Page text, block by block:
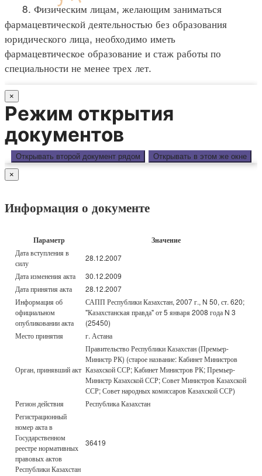
8. Физическим лицам, желающим заниматься
фармацевтической деятельностью без образования
юридического лица, необходимо иметь
фармацевтическое образование и стаж работы по
специальности не менее трех лет.
×
Режим открытия
документов
Открывать второй документ рядом Открывать в этом же окне
×
Информация о документе
Параметр Значение
Дата вступления в
силу
28.12.2007
Дата изменения акта
30.12.2009
Дата принятия акта
28.12.2007
Информация об
официальном
опубликовании акта
САПП Республики Казахстан, 2007 г., N 50, ст. 620;
"Казахстанская правда" от 5 января 2008 года N 3
(25450)
Место принятия
г. Астана
Орган, принявший акт
Правительство Республики Казахстан (Премьер-
Министр РК) (старое название: Кабинет Министров
Казахской ССР; Кабинет Министров РК; Премьер-
Министр Казахской ССР; Совет Министров Казахской
ССР; Совет народных комиссаров Казахской ССР)
Регион действия
Республика Казахстан
Регистрационный
номер акта в
Государственном
реестре нормативных
правовых актов
Республики Казахстан
36419